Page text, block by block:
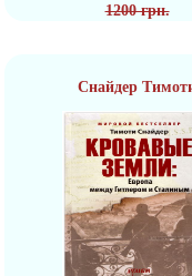
1200 грн.
Снайдер